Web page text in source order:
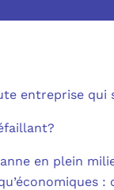
entreprise qui
en plein